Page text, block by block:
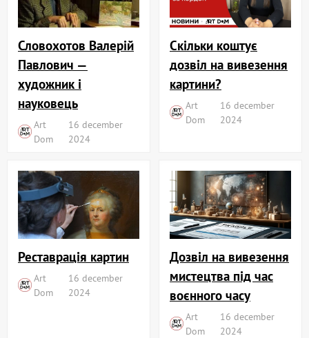
Словохотов Валерій
Павлович —
художник і
науковець
Art
Dom
16 december
2024
Скільки коштує
дозвіл на вивезення
картини?
Art
Dom
16 december
2024
Реставрація картин
Art
Dom
16 december
2024
Дозвіл на вивезення
мистецтва під час
воєнного часу
Art
Dom
16 december
2024